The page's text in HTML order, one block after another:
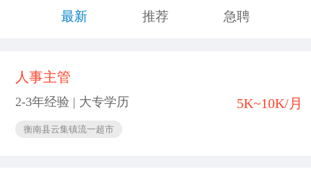
最新 推荐 急聘
人事主管
2-3年经验 | 大专学历
衡南县云集镇流一超市
5K~10K/月